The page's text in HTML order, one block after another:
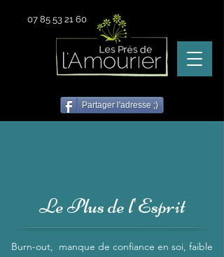
Partager l'adresse ;)
07 85 53 21 60
Le Plus de l'Esprit
Burn-out, manque de confiance en soi, faible